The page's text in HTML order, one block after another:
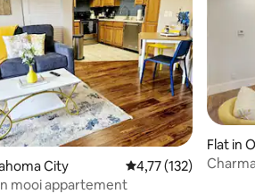
van 4,96 op 5, 68 recensies
City Gemiddelde
4,77 (132)
mooi appartement
Flat in